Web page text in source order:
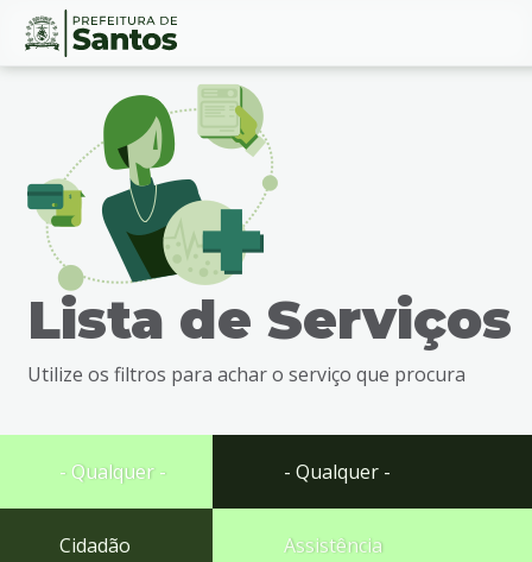
Ir
busca
Ir
rodapé
Conteúdo
Lista de Serviços
Utilize os filtros para achar o serviço que procura
- Qualquer -
Cidadão
- Qualquer -
Assistência